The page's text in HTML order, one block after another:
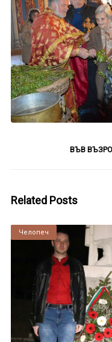
ВЪВ
Related Posts
Челопеч